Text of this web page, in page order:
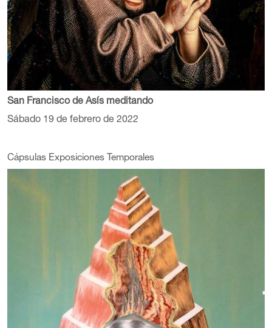
San Francisco de Asís meditando
Sábado 19 de febrero de 2022
Cápsulas Exposiciones Temporales